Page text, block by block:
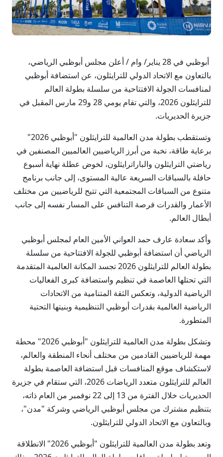
أبوظبي في 28 يناير/ وام / أعلن مجلس أبوظبي الرياضي،
بالتعاون مع الاتحاد الدولي للترايثلون، عن استضافة أبوظبي
لمنافسات الجولة الافتتاحية من سلسلة بطولة العالم
للترايثلون 2026، والتي تقام يومي 28 و29 مارس المقبل في
جزيرة الحديريات.
وتستقطب بطولة مدن العالمية للترايثلون "أبوظبي 2026"
برعاية طاقة، نخبة من أبرز الرياضيين العالميين المصنفين في
رياضتي الترايثلون والباراترايثلون، لخوض عطلة نهاية أسبوع
حافلة بالسباقات السريعة عالية المستوى، إلى جانب برنامج
متنوع من السباقات المجتمعية التي تتيح للرياضيين من مختلف
الأعمار والقدرات فرصة التنافس على المسار نفسه إلى جانب
أبطال العالم.
وأكد سعادة عارف حمد العواني الأمين العام لمجلس أبوظبي
الرياضي أن استضافة أبوظبي للجولة الافتتاحية من سلسلة
بطولة العالم للترايثلون 2026 تجسد المكانة العالمية المتقدمة
التي تحتلها العاصمة في تنظيم واستضافة كبرى الفعاليات
الرياضية الدولية، وتعكس الثقة المتنامية من الاتحادات
الرياضية العالمية بقدرات أبوظبي التنظيمية وبنيتها التحتية
المتطورة.
وتشكل بطولة مدن العالمية للترايثلون "أبوظبي 2026" محطة
مهمة للرياضيين القادمين من مختلف أنحاء المنطقة والعالم،
لاستكشاف موقع المنافسات قبل استضافة العاصمة بطولة
العالم للترايثلون متعدد الرياضات 2026، التي ستقام في جزيرة
الحديريات خلال الفترة من 13 إلى 22 نوفمبر من العام ذاته،
بتنظيم مشترك من مجلس أبوظبي الرياضي وشركة "مدن"،
وبالتعاون مع الاتحاد الدولي للترايثلون.
وتعد بطولة مدن العالمية للترايثلون "أبوظبي 2026" الانطلاقة